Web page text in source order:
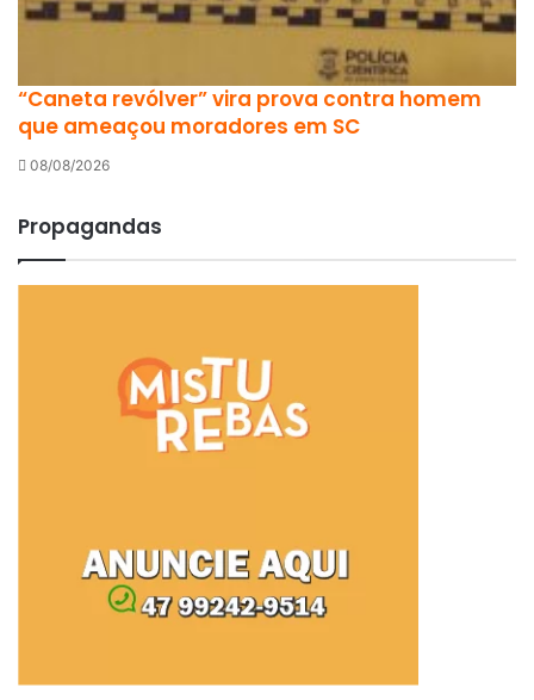
“Caneta revólver” vira prova contra homem
que ameaçou moradores em SC
08/08/2026
Propagandas